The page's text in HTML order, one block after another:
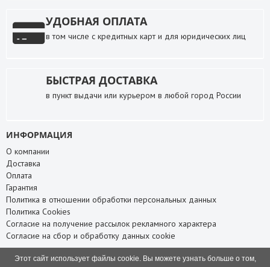
УДОБНАЯ ОПЛАТА
в том числе с кредитных карт и для юридических лиц
БЫСТРАЯ ДОСТАВКА
в пункт выдачи или курьером в любой город России
ИНФОРМАЦИЯ
О компании
Доставка
Оплата
Гарантия
Политика в отношении обработки персональных данных
Политика Cookies
Согласие на получение рассылок рекламного характера
Согласие на сбор и обработку данных cookie
Этот сайт использует файлы cookie. Вы можете узнать больше о том,